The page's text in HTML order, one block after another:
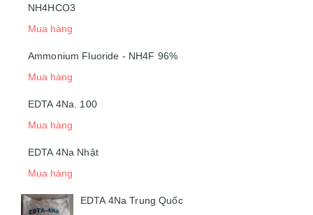
NH4HCO3
Mua hàng
Ammonium Fluoride - NH4F 96%
Mua hàng
EDTA 4Na. 100
Mua hàng
EDTA 4Na Nhật
Mua hàng
EDTA 4Na Trung Quốc